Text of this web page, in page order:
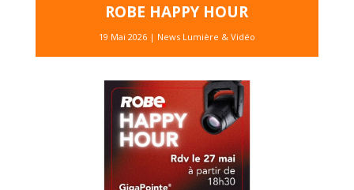
ROBE HAPPY HOUR
19 Mai 2026| News Lumière & Vidéo